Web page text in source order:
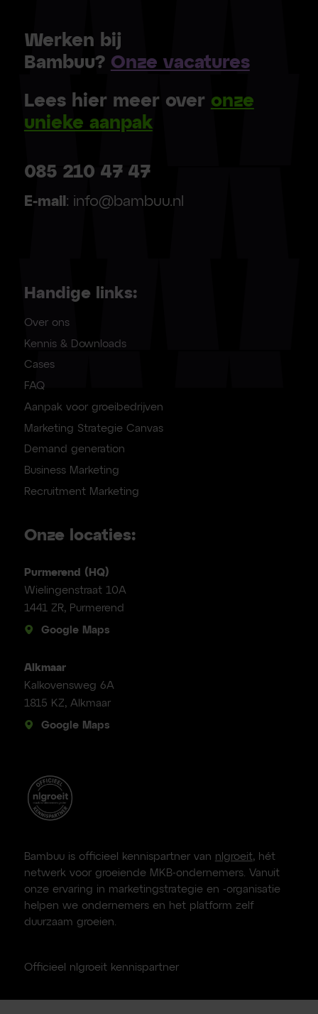
Werken bij
Bambuu? Onze vacatures
Lees hier meer over onze
unieke aanpak
085 210 47 47
E-mail: info@bambuu.nl
Handige links:
Over ons
Kennis & Downloads
Cases
FAQ
Aanpak voor groeibedrijven
Marketing Strategie Canvas
Demand generation
Business Marketing
Recruitment Marketing
Onze locaties:
Purmerend (HQ)
Wielingenstraat 10A
1441 ZR, Purmerend
Google Maps
Alkmaar
Kalkovensweg 6A
1815 KZ, Alkmaar
Google Maps
Bambuu is officieel kennispartner van nlgroeit, hét
netwerk voor groeiende MKB-ondernemers. Vanuit
onze ervaring in marketingstrategie en -organisatie
helpen we ondernemers en het platform zelf
duurzaam groeien.
Officieel nlgroeit kennispartner